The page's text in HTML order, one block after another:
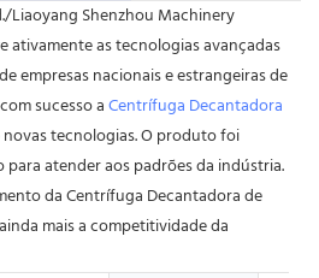
Liaoyang Shenzhou Machinery
ativamente as tecnologias avançadas
empresas nacionais e estrangeiras de
sucesso aCentrífuga Decantadora
tecnologias. O produto foi
atender aos padrões da indústria.
da Centrífuga Decantadora de
mais a competitividade da